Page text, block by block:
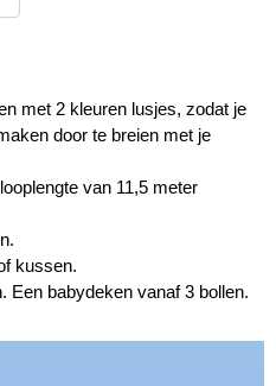
met 2 kleuren lusjes, zodat je
door te breien met je
van 11,5 meter
kussen.
Een babydeken vanaf 3 bollen.